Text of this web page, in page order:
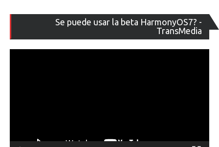
Se puede usar la beta HarmonyOS7? -
TransMedia
de